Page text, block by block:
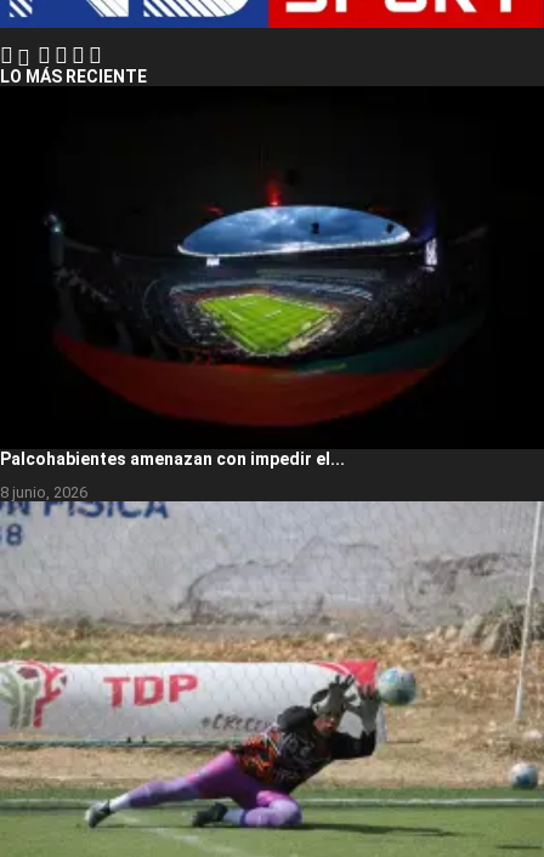
LO MÁS RECIENTE
Palcohabientes amenazan con impedir el...
8 junio, 2026